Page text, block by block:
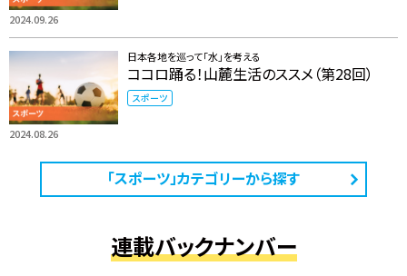
2024.09.26
2024.08.26
日本各地を巡って「水」を考える
ココロ踊る！山麓生活のススメ（第28回）
スポーツ
「スポーツ」カテゴリーから探す
連載バックナンバー